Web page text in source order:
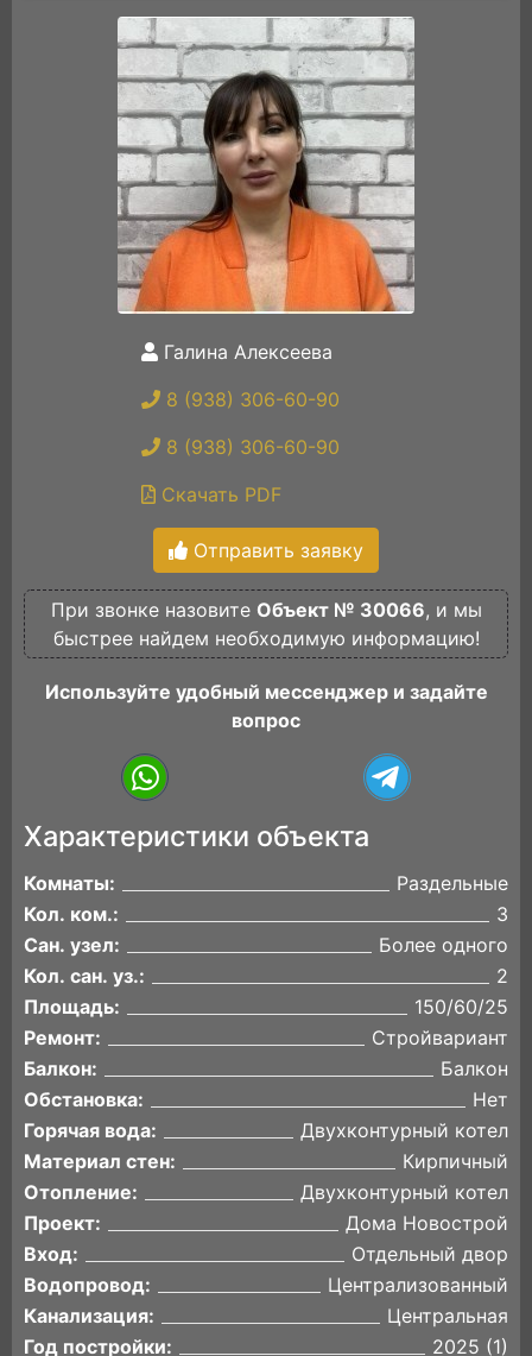
Галина Алексеева
8 (938) 306-60-90
8 (938) 306-60-90
Скачать PDF
Отправить заявку
При звонке назовите Объект № 30066, и мы
быстрее найдем необходимую информацию!
Используйте удобный мессенджер и задайте
вопрос
Характеристики объекта
Комнаты:
Раздельные
Кол. ком.:
3
Сан. узел:
Более одного
Кол. сан. уз.:
2
Площадь:
150/60/25
Ремонт:
Стройвариант
Балкон:
Балкон
Обстановка:
Нет
Горячая вода:
Двухконтурный котел
Материал стен:
Кирпичный
Отопление:
Двухконтурный котел
Проект:
Дома Новострой
Вход:
Отдельный двор
Водопровод:
Централизованный
Канализация:
Центральная
Год постройки:
2025 (1)